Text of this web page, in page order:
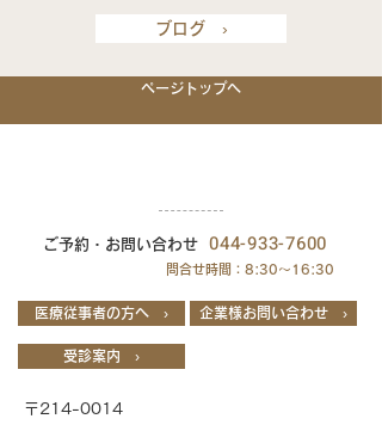
ブログ ›
ページトップへ
ご予約・お問い合わせ 044-933-7600
問合せ時間：8:30～16:30
医療従事者の方へ › 企業様お問い合わせ ›
受診案内 ›
〒214-0014